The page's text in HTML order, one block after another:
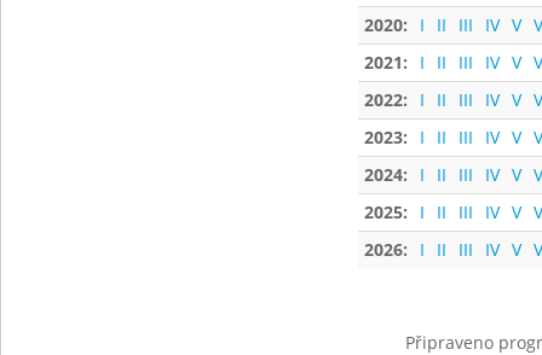
2020:
I II III IV V
2021:
I II III IV V
2022:
I II III IV V
2023:
I II III IV V
2024:
I II III IV V
2025:
I II III IV V
2026:
I II III IV V
Připraveno